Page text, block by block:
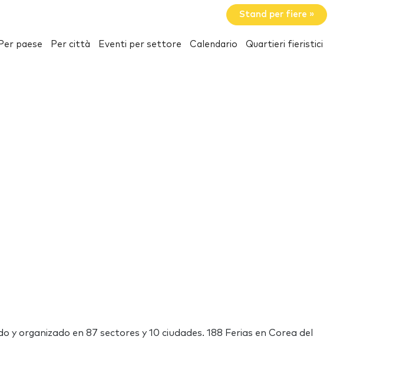
Stand per fiere »
Per paese Per città Eventi per settore Calendario Quartieri fieristici
organizado en 87 sectores y 10 ciudades. 188 Ferias en Corea del